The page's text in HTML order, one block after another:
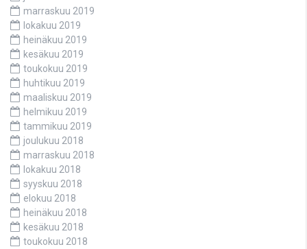
marraskuu 2019
lokakuu 2019
heinäkuu 2019
kesäkuu 2019
toukokuu 2019
huhtikuu 2019
maaliskuu 2019
helmikuu 2019
tammikuu 2019
joulukuu 2018
marraskuu 2018
lokakuu 2018
syyskuu 2018
elokuu 2018
heinäkuu 2018
kesäkuu 2018
toukokuu 2018